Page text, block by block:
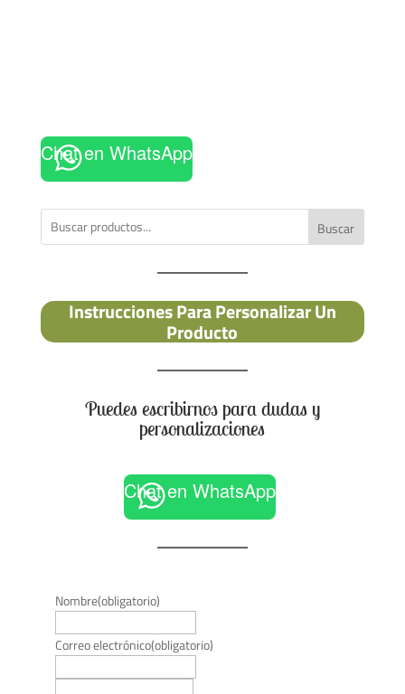
Chat en WhatsApp
Buscar
Instrucciones Para Personalizar Un
Producto
Puedes escribirnos para dudas y
personalizaciones
Chat en WhatsApp
Nombre(obligatorio)
Correo electrónico(obligatorio)